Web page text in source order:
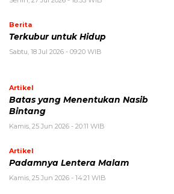
Berita
Terkubur untuk Hidup
Sabtu, 18 Jul 2026 - 09:20 WIB
Artikel
Batas yang Menentukan Nasib
Bintang
Kamis, 25 Jun 2026 - 20:11 WIB
Artikel
Padamnya Lentera Malam
Kamis, 25 Jun 2026 - 14:21 WIB